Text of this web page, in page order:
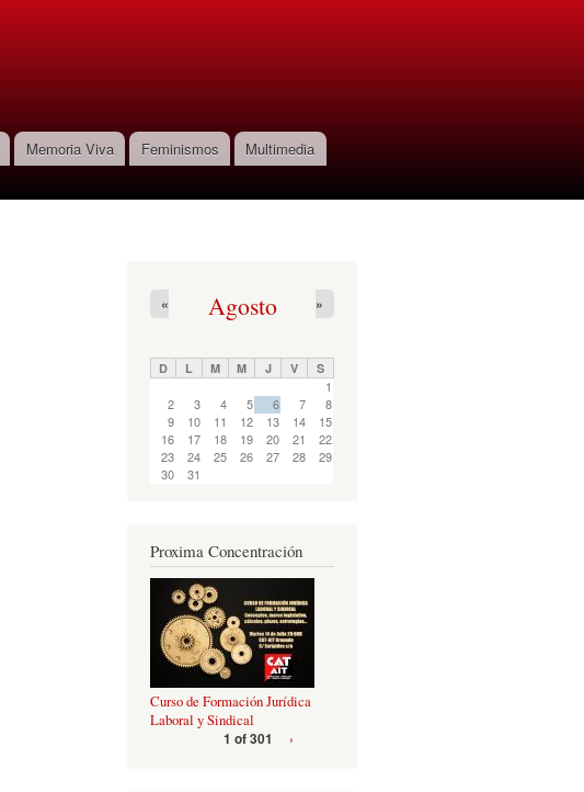
Memoria Viva Feminismos
Multimedia
Agosto
« »
D L M M J V S
1
2
3 4 5 6 7
8
9
10 11 12 13 14
15
16
17 18 19 20 21
22
23
24 25 26 27 28
29
30
31
Proxima Concentración
Curso de Formación Jurídica
Laboral y Sindical
1 of 301
›